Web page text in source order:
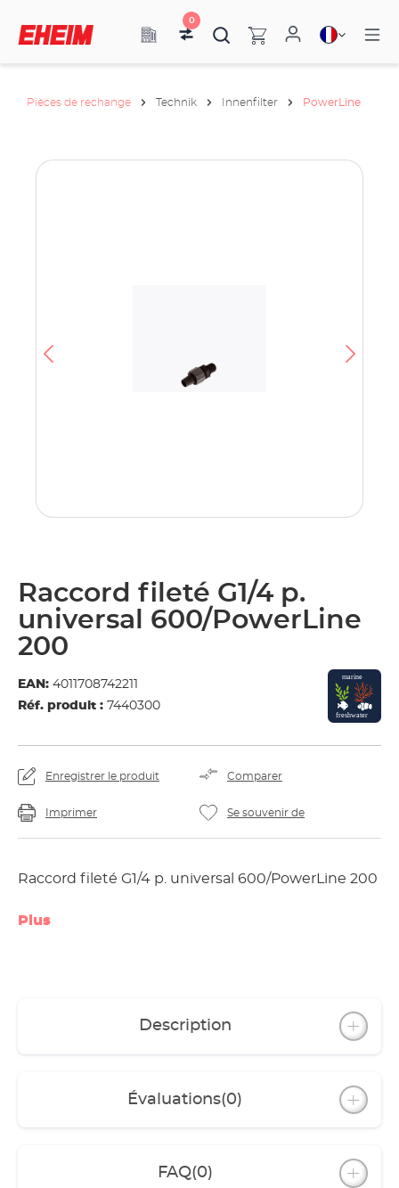
0
Pièces de rechange Technik Innenfilter PowerLine
Raccord fileté G1/4 p.
universal 600/PowerLine
200
EAN: 4011708742211
Réf. produit : 7440300
Enregistrer le produit Comparer
Imprimer Se souvenir de
Raccord fileté G1/4 p. universal 600/PowerLine 200
Plus
Description
Évaluations(0)
FAQ(0)